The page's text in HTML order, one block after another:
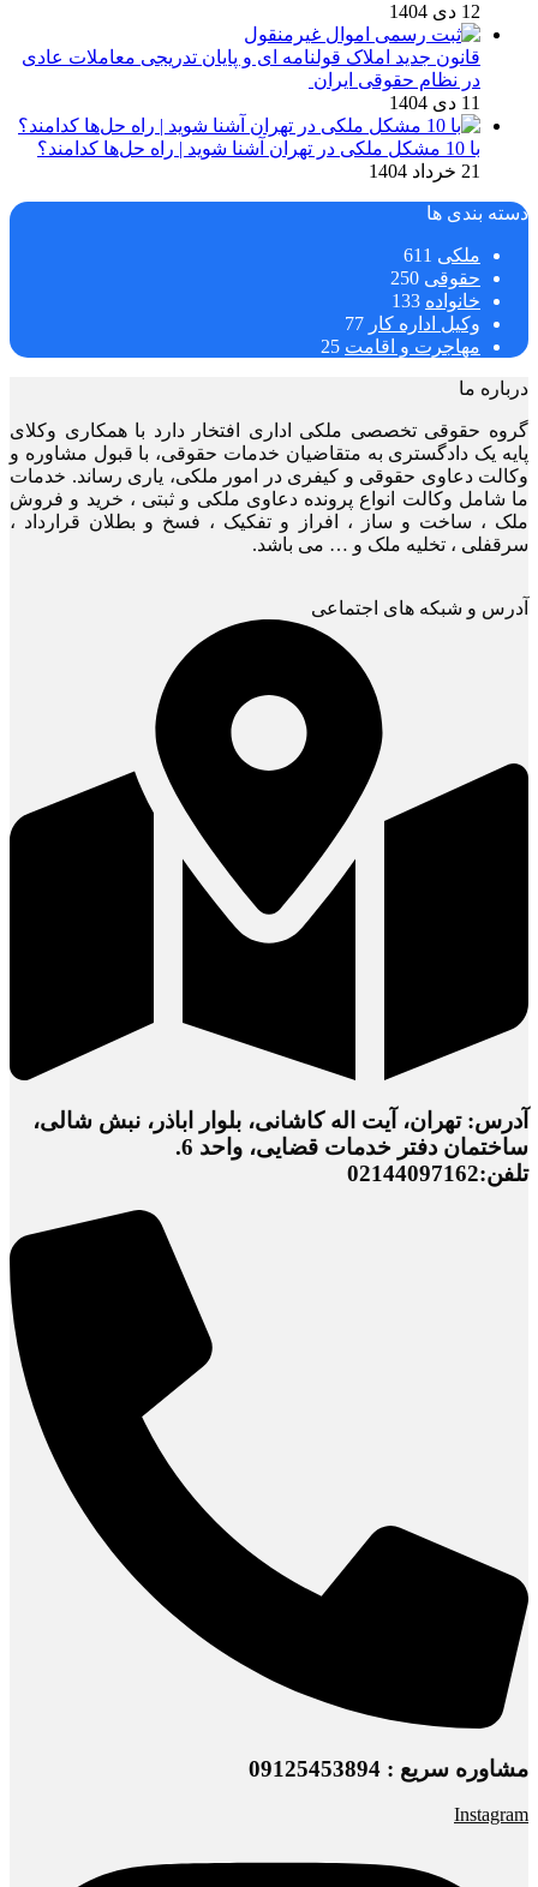
12 دی 1404
قانون جدید املاک قولنامه ای و پایان تدریجی معاملات عادی
در نظام حقوقی ایران
11 دی 1404
با 10 مشکل ملکی در تهران آشنا شوید | راه حل‌ها کدامند؟
21 خرداد 1404
دسته بندی ها
ملکی 611
حقوقی 250
خانواده 133
وکیل اداره کار 77
مهاجرت و اقامت 25
درباره ما
گروه حقوقی تخصصی ملکی اداری افتخار دارد با همکاری وکلای
پایه یک دادگستری به متقاضیان خدمات حقوقی، با قبول مشاوره و
وکالت دعاوی حقوقی و کیفری در امور ملکی، یاری رساند. خدمات
ما شامل وکالت انواع پرونده دعاوی ملکی و ثبتی ، خرید و فروش
ملک ، ساخت و ساز ، افراز و تفکیک ، فسخ و بطلان قرارداد ،
سرقفلی ، تخلیه ملک و … می باشد.
آدرس و شبکه های اجتماعی
آدرس: تهران، آیت اله کاشانی، بلوار اباذر، نبش شالی،
ساختمان دفتر خدمات قضایی، واحد 6.
تلفن:02144097162
مشاوره سریع : 09125453894
Instagram